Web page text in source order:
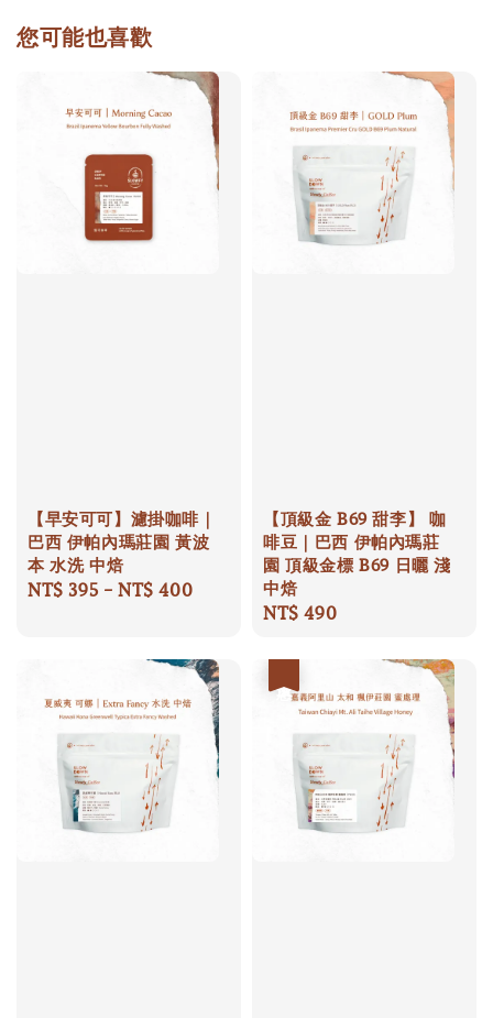
您可能也喜歡
【早安可可】濾掛咖啡｜
巴西 伊帕內瑪莊園 黃波
本 水洗 中焙
Regular
NT$ 395 -NT$ 400
【頂級金 B69 甜李】 咖
啡豆｜巴西 伊帕內瑪莊
園 頂級金標 B69 日曬 淺
中焙
Regular
NT$ 490